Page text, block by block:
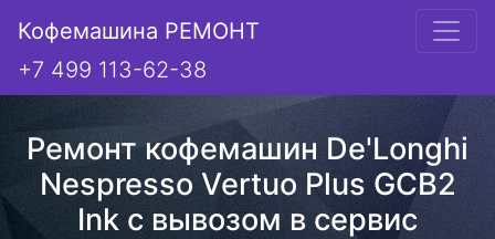
Кофемашина РЕМОНТ
+7 499 113-62-38
Ремонт кофемашин De'Longhi
Nespresso Vertuo Plus GCB2
Ink с вывозом в сервис